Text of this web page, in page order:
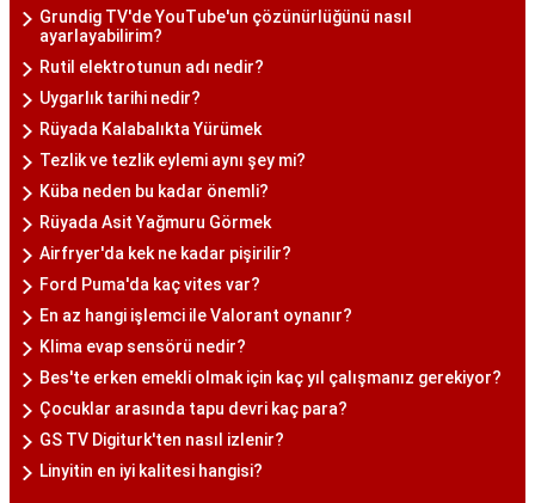
Grundig TV'de YouTube'un çözünürlüğünü nasıl
ayarlayabilirim?
Rutil elektrotunun adı nedir?
Uygarlık tarihi nedir?
Rüyada Kalabalıkta Yürümek
Tezlik ve tezlik eylemi aynı şey mi?
Küba neden bu kadar önemli?
Rüyada Asit Yağmuru Görmek
Airfryer'da kek ne kadar pişirilir?
Ford Puma'da kaç vites var?
En az hangi işlemci ile Valorant oynanır?
Klima evap sensörü nedir?
Bes'te erken emekli olmak için kaç yıl çalışmanız gerekiyor?
Çocuklar arasında tapu devri kaç para?
GS TV Digiturk'ten nasıl izlenir?
Linyitin en iyi kalitesi hangisi?